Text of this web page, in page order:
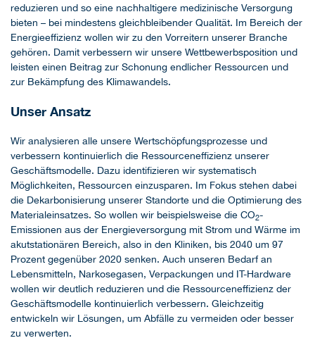
reduzieren und so eine nachhaltigere medizinische Versorgung
bieten – bei mindestens gleichbleibender Qualität. Im Bereich der
Energieeffizienz wollen wir zu den Vorreitern unserer Branche
gehören. Damit verbessern wir unsere Wettbewerbsposition und
leisten einen Beitrag zur Schonung endlicher Ressourcen und
zur Bekämpfung des Klimawandels.
Unser Ansatz
Wir analysieren alle unsere Wertschöpfungsprozesse und
verbessern kontinuierlich die Ressourceneffizienz unserer
Geschäftsmodelle. Dazu identifizieren wir systematisch
Möglichkeiten, Ressourcen einzusparen. Im Fokus stehen dabei
die Dekarbonisierung unserer Standorte und die Optimierung des
Materialeinsatzes. So wollen wir beispielsweise die CO2-
Emissionen aus der Energieversorgung mit Strom und Wärme im
akutstationären Bereich, also in den Kliniken, bis 2040 um 97
Prozent gegenüber 2020 senken. Auch unseren Bedarf an
Lebensmitteln, Narkosegasen, Verpackungen und IT-Hardware
wollen wir deutlich reduzieren und die Ressourceneffizienz der
Geschäftsmodelle kontinuierlich verbessern. Gleichzeitig
entwickeln wir Lösungen, um Abfälle zu vermeiden oder besser
zu verwerten.